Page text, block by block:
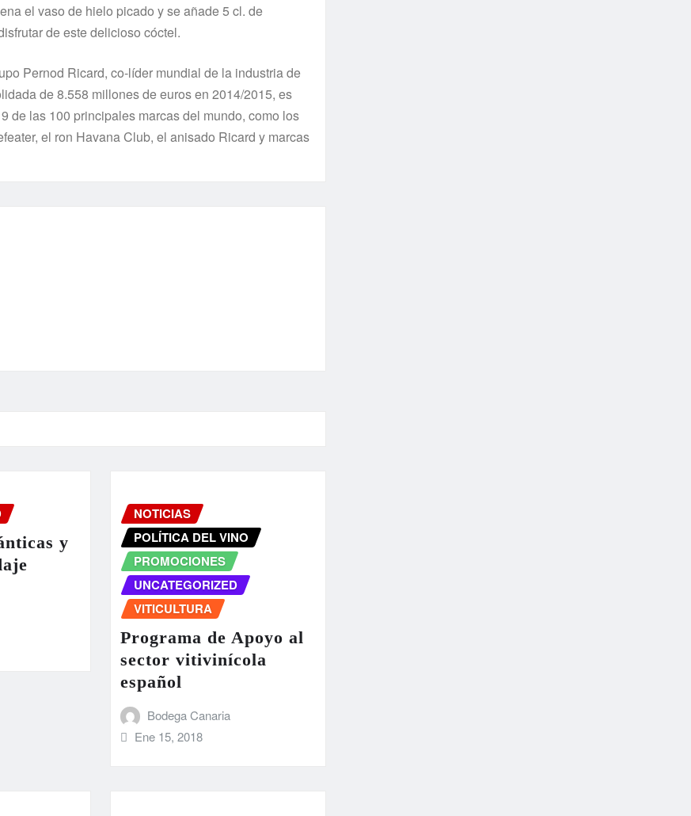
el vaso de hielo picado y se añade 5 cl. de
de este delicioso cóctel.
Pernod Ricard, co-líder mundial de la industria de
de 8.558 millones de euros en 2014/2015, es
de las 100 principales marcas del mundo, como los
el ron Havana Club, el anisado Ricard y marcas
y
NOTICIAS
POLÍTICA DEL VINO
PROMOCIONES
UNCATEGORIZED
VITICULTURA
Programa de Apoyo al
sector vitivinícola
español
Bodega Canaria
Ene 15, 2018